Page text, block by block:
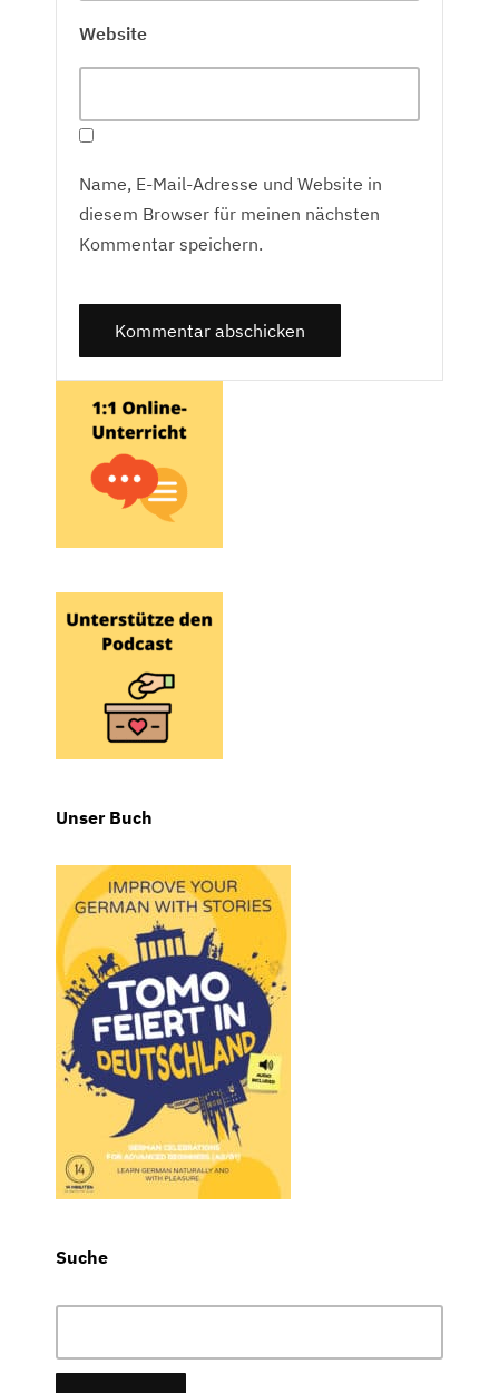
Website
Name, E-Mail-Adresse und Website in
diesem Browser für meinen nächsten
Kommentar speichern.
Unser Buch
Suche